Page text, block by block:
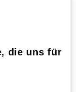
die uns für